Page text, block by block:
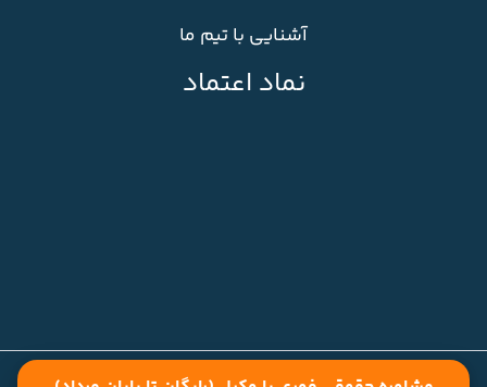
آشنایی با تیم ما
نماد اعتماد